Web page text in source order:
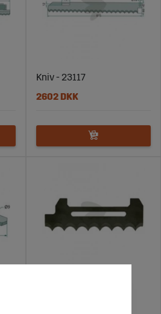
Kniv - 23117
2602 DKK